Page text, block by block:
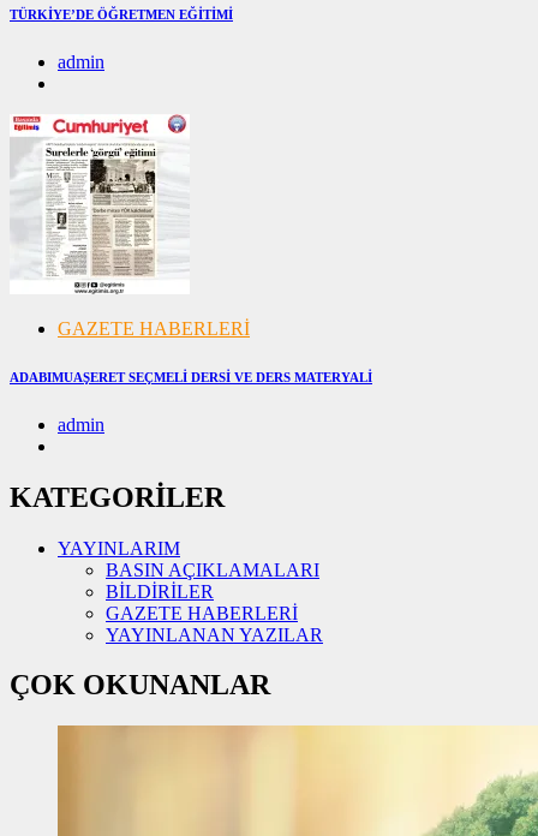
TÜRKİYE’DE ÖĞRETMEN EĞİTİMİ
admin
GAZETE HABERLERİ
ADABIMUAŞERET SEÇMELİ DERSİ VE DERS MATERYALİ
admin
KATEGORİLER
YAYINLARIM
BASIN AÇIKLAMALARI
BİLDİRİLER
GAZETE HABERLERİ
YAYINLANAN YAZILAR
ÇOK OKUNANLAR